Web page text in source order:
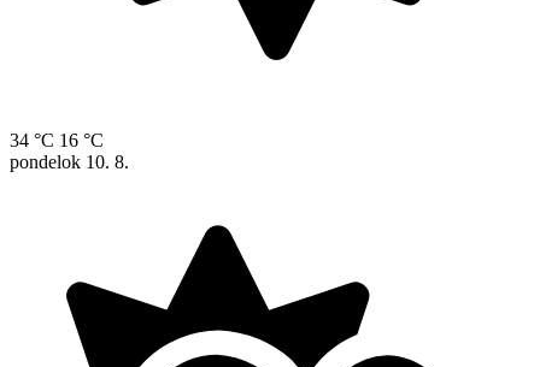
34 °C 16 °C
pondelok 10. 8.